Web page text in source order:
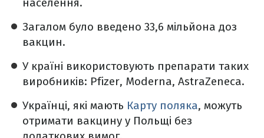
Загалом було введено 33,6 мільйона доз
вакцин.
У країні використовують препарати таких
виробників: Pfizer, Moderna, AstraZeneca.
Українці, які мають Карту поляка, можуть
отримати вакцину у Польщі без